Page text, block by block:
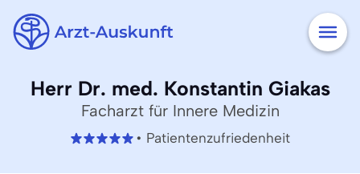
Herr Dr. med. Konstantin Giakas
Facharzt für Innere Medizin
• Patientenzufriedenheit